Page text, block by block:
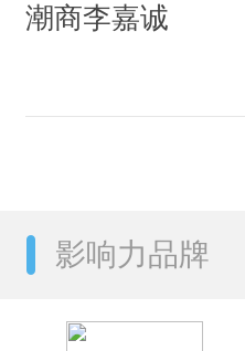
潮商李嘉诚
影响力品牌